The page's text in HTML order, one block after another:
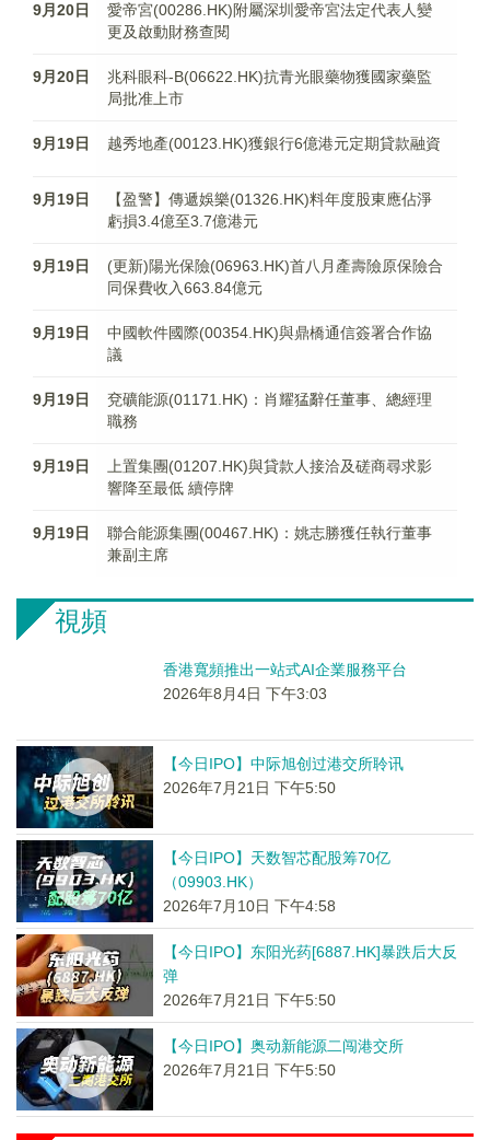
9月20日
愛帝宮(00286.HK)附屬深圳愛帝宮法定代表人變
更及啟動財務查閱
9月20日
兆科眼科-B(06622.HK)抗青光眼藥物獲國家藥監
局批准上市
9月19日 越秀地產(00123.HK)獲銀行6億港元定期貸款融資
9月19日
【盈警】傳遞娛樂(01326.HK)料年度股東應佔淨
虧損3.4億至3.7億港元
9月19日
(更新)陽光保險(06963.HK)首八月產壽險原保險合
同保費收入663.84億元
9月19日
中國軟件國際(00354.HK)與鼎橋通信簽署合作協
議
9月19日
兗礦能源(01171.HK)：肖耀猛辭任董事、總經理
職務
9月19日
上置集團(01207.HK)與貸款人接洽及磋商尋求影
響降至最低 續停牌
9月19日
聯合能源集團(00467.HK)：姚志勝獲任執行董事
兼副主席
視頻
香港寬頻推出一站式AI企業服務平台
2026年8月4日 下午3:03
【今日IPO】中际旭创过港交所聆讯
2026年7月21日 下午5:50
【今日IPO】天数智芯配股筹70亿
（09903.HK）
2026年7月10日 下午4:58
【今日IPO】东阳光药[6887.HK]暴跌后大反
弹
2026年7月21日 下午5:50
【今日IPO】奥动新能源二闯港交所
2026年7月21日 下午5:50